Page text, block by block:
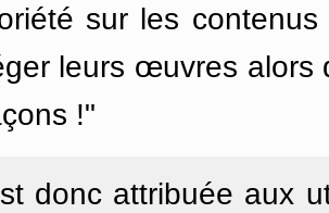
sur les
leurs œuvres alors
!"
donc attribuée aux